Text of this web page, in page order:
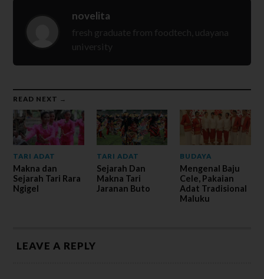
novelita
fresh graduate from foodtech, udayana
university
READ NEXT →
TARI ADAT
Makna dan
Sejarah Tari Rara
Ngigel
TARI ADAT
Sejarah Dan
Makna Tari
Jaranan Buto
BUDAYA
Mengenal Baju
Cele, Pakaian
Adat Tradisional
Maluku
LEAVE A REPLY